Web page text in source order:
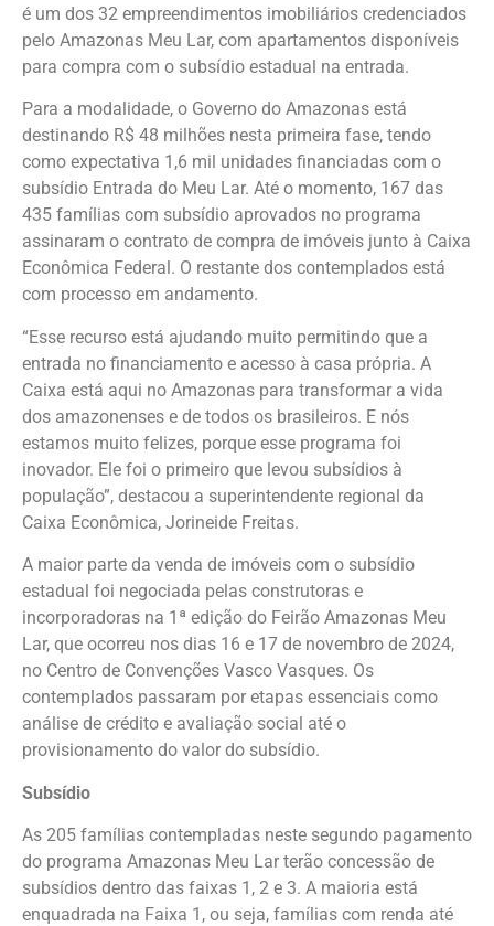
é um dos 32 empreendimentos imobiliários credenciados
pelo Amazonas Meu Lar, com apartamentos disponíveis
para compra com o subsídio estadual na entrada.
Para a modalidade, o Governo do Amazonas está
destinando R$ 48 milhões nesta primeira fase, tendo
como expectativa 1,6 mil unidades financiadas com o
subsídio Entrada do Meu Lar. Até o momento, 167 das
435 famílias com subsídio aprovados no programa
assinaram o contrato de compra de imóveis junto à Caixa
Econômica Federal. O restante dos contemplados está
com processo em andamento.
“Esse recurso está ajudando muito permitindo que a
entrada no financiamento e acesso à casa própria. A
Caixa está aqui no Amazonas para transformar a vida
dos amazonenses e de todos os brasileiros. E nós
estamos muito felizes, porque esse programa foi
inovador. Ele foi o primeiro que levou subsídios à
população”, destacou a superintendente regional da
Caixa Econômica, Jorineide Freitas.
A maior parte da venda de imóveis com o subsídio
estadual foi negociada pelas construtoras e
incorporadoras na 1ª edição do Feirão Amazonas Meu
Lar, que ocorreu nos dias 16 e 17 de novembro de 2024,
no Centro de Convenções Vasco Vasques. Os
contemplados passaram por etapas essenciais como
análise de crédito e avaliação social até o
provisionamento do valor do subsídio.
Subsídio
As 205 famílias contempladas neste segundo pagamento
do programa Amazonas Meu Lar terão concessão de
subsídios dentro das faixas 1, 2 e 3. A maioria está
enquadrada na Faixa 1, ou seja, famílias com renda até